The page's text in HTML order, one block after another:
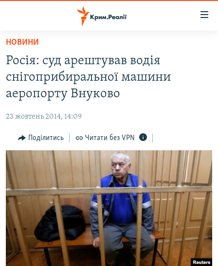
Перейти
основного
матеріалу
до
основної
Перейти
до
пошуку
ВОДА.КРИМ
ВІДЕО ТА ФОТО
БЛОГИ
ПОГЛЯД
ІНТЕРВ'Ю
ВСЕ ЗА ДЕНЬ
СПЕЦПРОЕКТИ
ДЕПОРТАЦІЯ
ВІДЕОУРОКИ «ELIFBE»
СВІДЧЕННЯ ОКУПАЦІЇ
УКРАЇНСЬКА ПРОБЛЕМА КРИМУ
ЯК ОБІЙТИ БЛОКУВАННЯ
Русский
Qırımtatar
НОВИНИ
Росія: суд арештував водія
снігоприбиральної машини
аеропорту Внуково
23 жовтень 2014, 14:09
Поділитись Читати без VPN